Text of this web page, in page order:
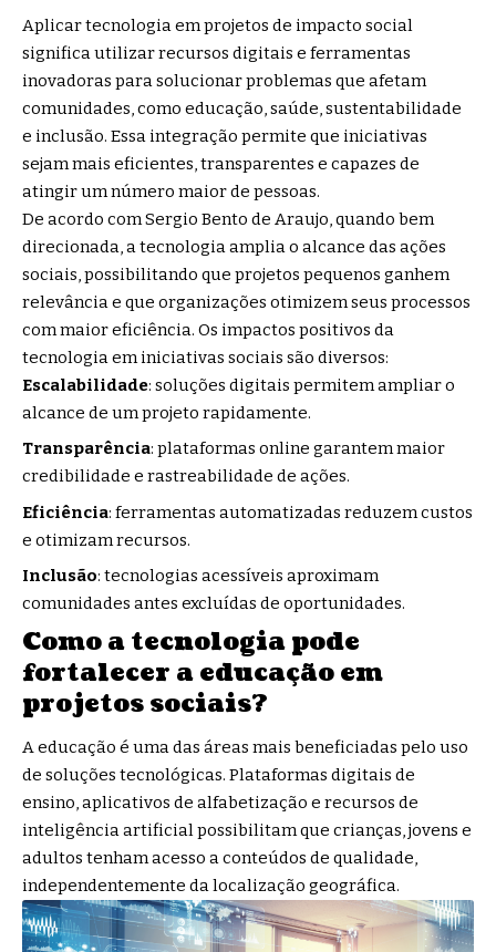
Aplicar tecnologia em projetos de impacto social
significa utilizar recursos digitais e ferramentas
inovadoras para solucionar problemas que afetam
comunidades, como educação, saúde, sustentabilidade
e inclusão. Essa integração permite que iniciativas
sejam mais eficientes, transparentes e capazes de
atingir um número maior de pessoas.
De acordo com Sergio Bento de Araujo, quando bem
direcionada, a tecnologia amplia o alcance das ações
sociais, possibilitando que projetos pequenos ganhem
relevância e que organizações otimizem seus processos
com maior eficiência. Os impactos positivos da
tecnologia em iniciativas sociais são diversos:
Escalabilidade: soluções digitais permitem ampliar o
alcance de um projeto rapidamente.
Transparência: plataformas online garantem maior
credibilidade e rastreabilidade de ações.
Eficiência: ferramentas automatizadas reduzem custos
e otimizam recursos.
Inclusão: tecnologias acessíveis aproximam
comunidades antes excluídas de oportunidades.
Como a tecnologia pode
fortalecer a educação em
projetos sociais?
A educação é uma das áreas mais beneficiadas pelo uso
de soluções tecnológicas. Plataformas digitais de
ensino, aplicativos de alfabetização e recursos de
inteligência artificial possibilitam que crianças, jovens e
adultos tenham acesso a conteúdos de qualidade,
independentemente da localização geográfica.